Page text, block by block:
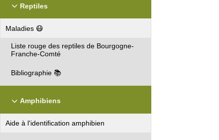
Reptiles
Maladies 😷
Liste rouge des reptiles de Bourgogne-
Franche-Comté
Bibliographie 📚
Amphibiens
Aide à l'identification amphibien